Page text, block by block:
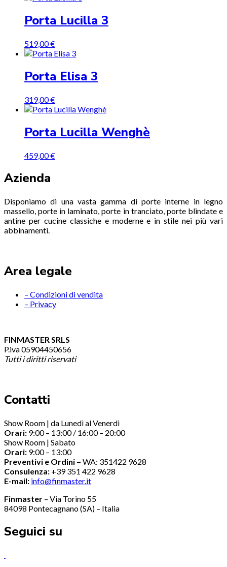
Porta Lucilla 3
519,00€
Porta Elisa 3
319,00€
Porta Lucilla Wenghè
459,00€
Azienda
Disponiamo di una vasta gamma di porte interne in legno
massello, porte in laminato, porte in tranciato, porte blindate e
antine per cucine classiche e moderne e in stile nei più vari
abbinamenti.
Area legale
– Condizioni di vendita
– Privacy
FINMASTER SRLS
P.iva 05904450656
Tutti i diritti riservati
Contatti
Show Room | da Lunedì al Venerdì
Orari: 9:00 – 13:00 / 16:00 – 20:00
Show Room | Sabato
Orari: 9:00 – 13:00
Preventivi e Ordini – WA: 351422 9628
Consulenza: +39 351 422 9628
E-mail: info@finmaster.it
Finmaster – Via Torino 55
84098 Pontecagnano (SA) – Italia
Seguici su